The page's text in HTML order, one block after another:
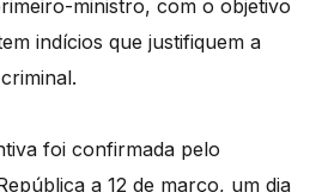
ministro, com o objetivo
indícios que justifiquem a
foi confirmada pelo
a 12 de março, um dia